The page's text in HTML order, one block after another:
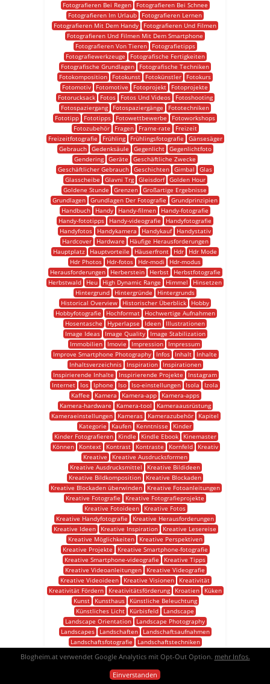
Fotografieren Bei Regen
Fotografieren Bei Schnee
Fotografieren Im Urlaub
Fotografieren Lernen
Fotografieren Mit Dem Handy
Fotografieren Und Filmen
Fotografieren Und Filmen Mit Dem Smartphone
Fotografieren Von Tieren
Fotografietipps
Fotografiewerkzeuge
Fotografische Fertigkeiten
Fotografische Grundlagen
Fotografische Techniken
Fotokomposition
Fotokunst Fotokünstler
Fotokurs
Fotomotiv
Fotomotive Fotoprojekt
Fotoprojekte
Fotorucksack
Fotos Fotos Und Videos
Fotoshooting
Fotospaziergang
Fotospaziergänge
Fototechniken
Fototipp
Fototipps Fotowettbewerbe
Fotoworkshops
Fotozubehör
Fragen Frame-rate
Freizeit
Freizeitfotografie
Frühling Frühlingsfotografie
Gänsesäger
Gebrauch
Gedenksäule Gegenlicht
Gegenlichtfoto
Gendering Geräte
Geschäftliche Zwecke
Geschäftlicher Gebrauch Geschichten Gimbal
Glas
Glasscheibe
Glavni Trg Gleisdorf
Golden Hour
Goldene Stunde
Grenzen Großartige Ergebnisse
Grundlagen Grundlagen Der Fotografie
Grundprinzipien
Handbuch
Handy Handy-filmen
Handy-fotografie
Handy-fototipps
Handy-videografie
Handyfotografie
Handyfotos
Handykamera Handykauf
Handystativ
Hardcover
Hardware
Häufige Herausforderungen
Hauptplatz
Hauptvorteile Häuserfront Hdr
Hdr Mode
Hdr Photos
Hdr-fotos Hdr-modi
Hdr-modus
Herausforderungen
Herberstein Herbst
Herbstfotografie
Herbstwald
Heu High Dynamic Range Himmel
Hinsetzen
Hintergrund
Hintergründe
Hintergrunds
Historical Overview
Historischer Überblick
Hobby
Hobbyfotografie
Hochformat
Hochwertige Aufnahmen
Hosentasche
Hyperlapse Ideen
Illustrationen
Image Ideas
Image Quality
Image Stabilization
Immobilien
Imovie Impression
Impressum
Improve Smartphone Photography
Infos Inhalt
Inhalte
Inhaltsverzeichnis
Inspiration
Inspirationen
Inspirierende Inhalte
Inspirierende Projekte
Instagram
Internet
Ios Iphone Iso Iso-einstellungen Isola
Izola
Kaffee
Kamera Kamera-app
Kamera-apps
Kamera-hardware
Kamera-tool
Kameraausrüstung
Kameraeinstellungen
Kameras Kamerazubehör
Kapitel
Kategorie
Kaufen Kenntnisse
Kinder
Kinder Fotografieren
Kindle Kindle Ebook
Kinemaster
Können
Kontext Kontrast Kontraste Kornfeld
Kreativ
Kreative
Kreative Ausdrucksformen
Kreative Ausdrucksmittel
Kreative Bildideen
Kreative Bildkomposition
Kreative Blockaden
Kreative Blockaden überwinden
Kreative Fotoanleitungen
Kreative Fotografie
Kreative Fotografieprojekte
Kreative Fotoideen
Kreative Fotos
Kreative Handyfotografie
Kreative Herausforderungen
Kreative Ideen
Kreative Inspiration
Kreative Lesereise
Kreative Möglichkeiten
Kreative Perspektiven
Kreative Projekte
Kreative Smartphone-fotografie
Kreative Smartphone-videografie
Kreative Tipps
Kreative Videoanleitungen
Kreative Videografie
Kreative Videoideen
Kreative Visionen
Kreativität
Kreativität Fördern
Kreativitätsförderung Kroatien
Küken
Kunst
Kunsthaus
Künstliche Beleuchtung
Künstliches Licht
Kürbisfeld
Landscape
Landscape Orientation
Landscape Photography
Landscapes
Landschaften
Landschaftsaufnahmen
Landschaftsfotografie
Landschaftstechniken
Leistungsstarkes Smartphone
Leitfaden
Lernressource Lesen
Blogheim.at verwendet Google Analytics mit Opt-Out Option. mehr Infos.
Einverstanden